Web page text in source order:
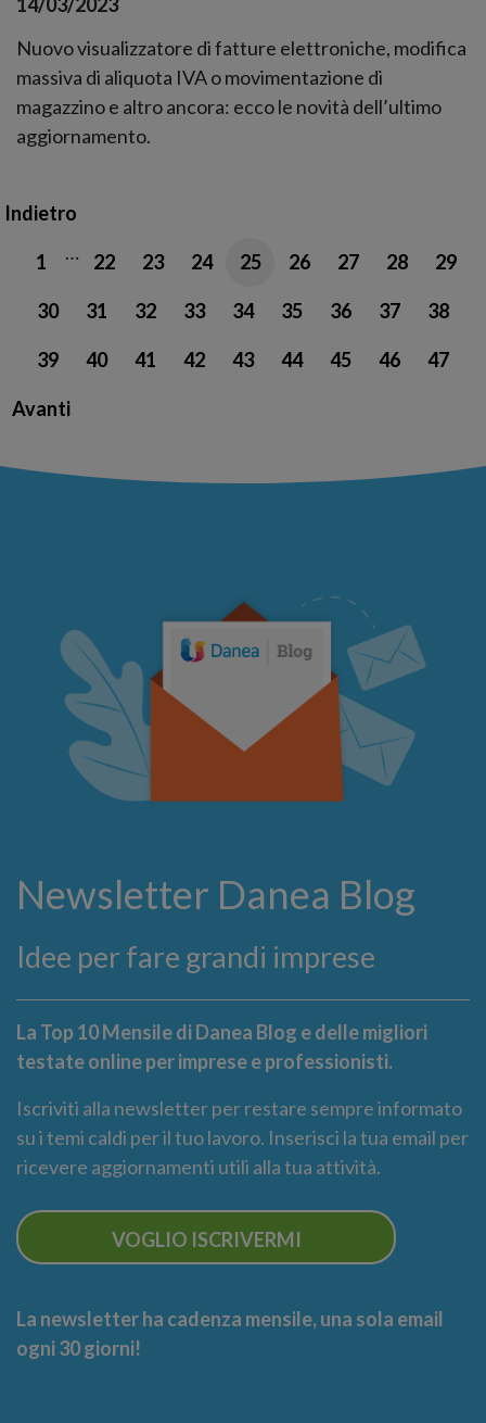
Nuovo visualizzatore di fatture elettroniche, modifica
massiva di aliquota IVA o movimentazione di
magazzino e altro ancora: ecco le novità dell’ultimo
aggiornamento.
Indietro
1 … 22 23 24 25 26 27 28 29
30 31 32 33 34 35 36 37 38
39 40 41 42 43 44 45 46 47
Avanti
Newsletter Danea Blog
Idee per fare grandi imprese
La Top 10 Mensile di Danea Blog e delle migliori
testate online per imprese e professionisti.
Iscriviti alla newsletter per restare sempre informato
su i temi caldi per il tuo lavoro. Inserisci la tua email per
ricevere aggiornamenti utili alla tua attività.
VOGLIO ISCRIVERMI
La newsletter ha cadenza mensile, una sola email
ogni 30 giorni!